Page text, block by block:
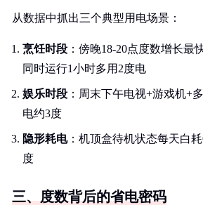
从数据中抓出三个典型用电场景：
烹饪时段 ：傍晚18-20点度数增长最
同时运行1小时多用2度电
娱乐时段 ：周末下午电视+游戏机+
电约3度
隐形耗电：机顶盒待机状态每天白
度
三、度数背后的省电密码